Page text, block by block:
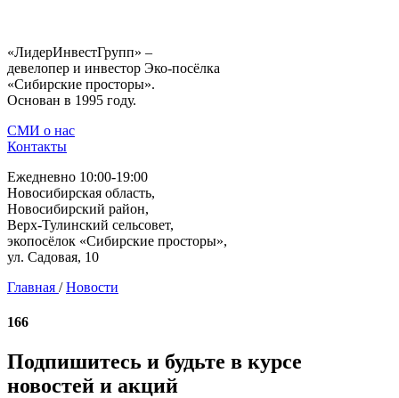
«ЛидерИнвестГрупп» –
девелопер и инвестор Эко-посёлка
«Сибирские просторы».
Основан в 1995 году.
СМИ о нас
Контакты
Ежедневно 10:00-19:00
Новосибирская область,
Новосибирский район,
Верх-Тулинский сельсовет,
экопосёлок «Сибирские просторы»,
ул. Садовая, 10
Главная / Новости
166
Подпишитесь и будьте в курсе
новостей и акций